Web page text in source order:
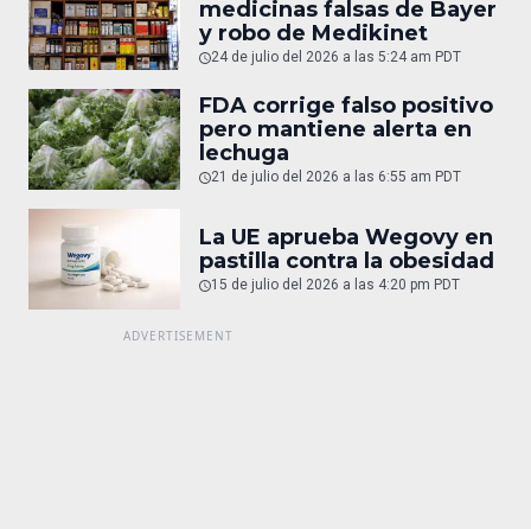
medicinas falsas de Bayer
y robo de Medikinet
24 de julio del 2026 a las 5:24 am PDT
FDA corrige falso positivo
pero mantiene alerta en
lechuga
21 de julio del 2026 a las 6:55 am PDT
La UE aprueba Wegovy en
pastilla contra la obesidad
15 de julio del 2026 a las 4:20 pm PDT